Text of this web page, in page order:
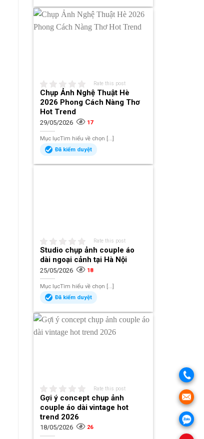
Rate this post
Chụp Ảnh Nghệ Thuật Hè
2026 Phong Cách Nàng Thơ
Hot Trend
29/05/2026 17
Mục lụcTìm hiểu về chọn [...]
Đã kiểm duyệt
Rate this post
Studio chụp ảnh couple áo
dài ngoại cảnh tại Hà Nội
25/05/2026 18
Mục lụcTìm hiểu về chọn [...]
Đã kiểm duyệt
Rate this post
Gợi ý concept chụp ảnh
couple áo dài vintage hot
trend 2026
18/05/2026 26